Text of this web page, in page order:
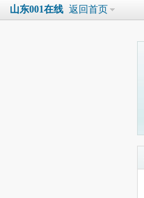
山东001在线 返回首页